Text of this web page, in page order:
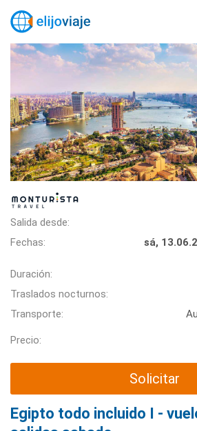
Salida desde:
Fechas:
sá,
Duración:
Traslados nocturnos:
Transporte:
Precio:
Solicitar
Egipto todo incluido I -